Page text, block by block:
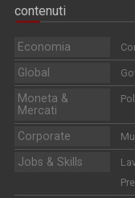
contenuti
Economia
Global
Moneta &
Mercati
Corporate
Jobs & Skills